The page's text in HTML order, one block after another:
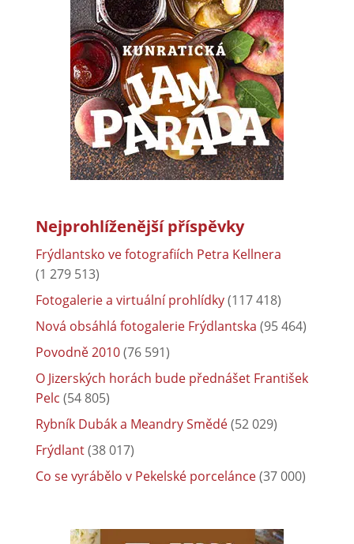
Nejprohlíženější příspěvky
Frýdlantsko ve fotografiích Petra Kellnera
(1 279 513)
Fotogalerie a virtuální prohlídky(117 418)
Nová obsáhlá fotogalerie Frýdlantska (95 464)
Povodně 2010(76 591)
O Jizerských horách bude přednášet František
Pelc (54 805)
Rybník Dubák a Meandry Smědé(52 029)
Frýdlant(38 017)
Co se vyrábělo v Pekelské porcelánce(37 000)